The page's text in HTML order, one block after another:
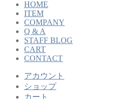
HOME
ITEM
COMPANY
Q & A
STAFF BLOG
CART
CONTACT
アカウント
ショップ
カート